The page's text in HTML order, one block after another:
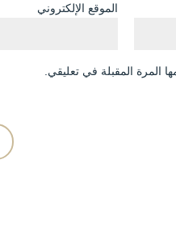
الموقع الإلكتروني
المرة المقبلة في تعليقي.